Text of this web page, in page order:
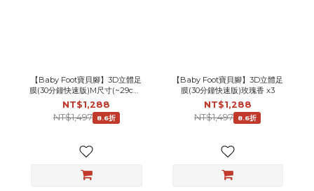
【Baby Foot寶貝腳】3D立體足
膜(30分鐘快速版)M尺寸(~29cm)
柑桔清香 x3
NT$1,288
NT$1,497
8.6折
【Baby Foot寶貝腳】3D立體足
膜(30分鐘快速版)玫瑰香 x3
NT$1,288
NT$1,497
8.6折